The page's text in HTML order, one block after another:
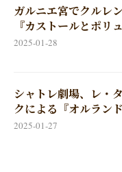
ガルニエ宮でクルレ
『カストールとポリ
2025-01-28
シャトレ劇場、レ・
クによる『オルランド
2025-01-27